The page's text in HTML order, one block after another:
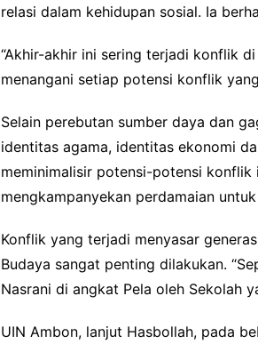
relasi dalam kehidupan sosial. Ia
“Akhir-akhir ini sering terjadi konflik
menangani setiap potensi konflik
Selain perebutan sumber daya dan
identitas agama, identitas ekonomi
meminimalisir potensi-potensi
mengkampanyekan perdamaian
Konflik yang terjadi menyasar
Budaya sangat penting dilakukan.
Nasrani di angkat Pela oleh Sekolah
UIN Ambon, lanjut Hasbollah, pada